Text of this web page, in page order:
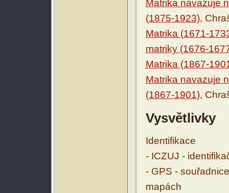
Matrika navazuje
(1875-1923),
Matrika (1671-
matriky (1676-
Matrika (1867-
Matrika navazuje
(1867-1901),
Vysvětlivky
Identifikace
- ICZUJ -
- GPS -
mapách